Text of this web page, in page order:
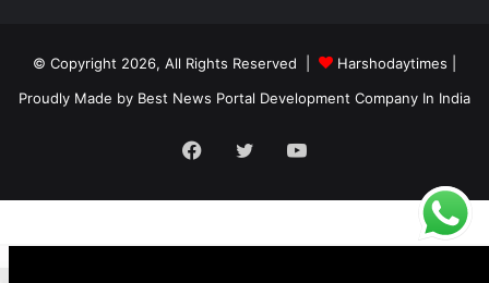
© Copyright 2026, All Rights Reserved | Harshodaytimes
Proudly Made by Best News Portal Development Company In India
Facebook
TwitterYouTube